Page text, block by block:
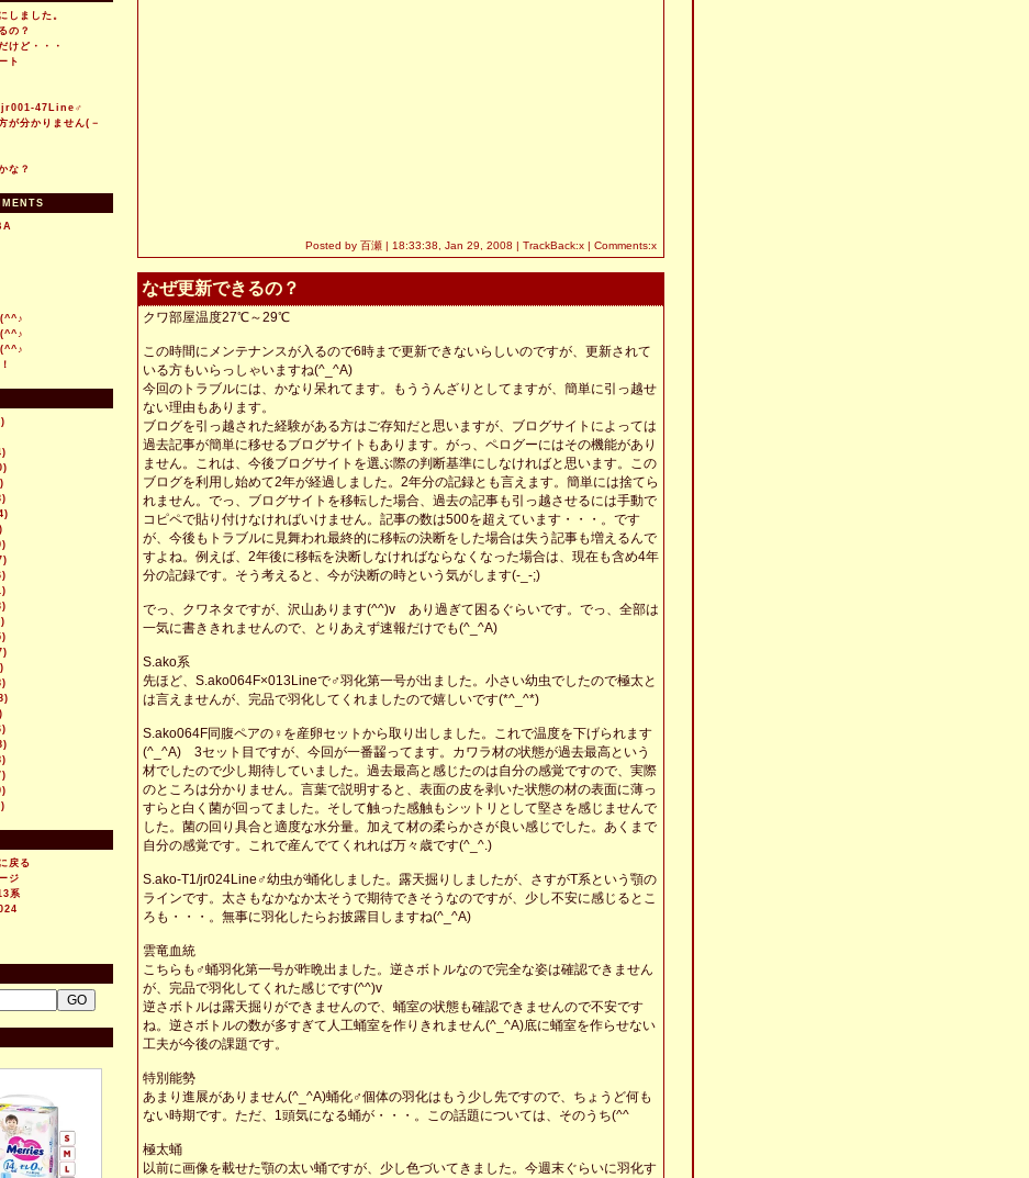
しました。
の？
けど・・・
ト
47Line♂
が分かりません(－
な？
戻る
ジ
系
Posted by 百瀬 | 18:33:38, Jan 29, 2008 | TrackBack:x | Comments:x
なぜ更新できるの？
クワ部屋温度27℃～29℃
この時間にメンテナンスが入るので6時まで更新できないらしいのですが、更新されて
いる方もいらっしゃいますね(^_^A)
今回のトラブルには、かなり呆れてます。もううんざりとしてますが、簡単に引っ越せ
ない理由もあります。
ブログを引っ越された経験がある方はご存知だと思いますが、ブログサイトによっては
過去記事が簡単に移せるブログサイトもあります。がっ、ペログーにはその機能があり
ません。これは、今後ブログサイトを選ぶ際の判断基準にしなければと思います。この
ブログを利用し始めて2年が経過しました。2年分の記録とも言えます。簡単には捨てら
れません。でっ、ブログサイトを移転した場合、過去の記事も引っ越させるには手動で
コピペで貼り付けなければいけません。記事の数は500を超えています・・・。です
が、今後もトラブルに見舞われ最終的に移転の決断をした場合は失う記事も増えるんで
すよね。例えば、2年後に移転を決断しなければならなくなった場合は、現在も含め4年
分の記録です。そう考えると、今が決断の時という気がします(-_-;)
でっ、クワネタですが、沢山あります(^^)v あり過ぎて困るぐらいです。でっ、全部は
一気に書ききれませんので、とりあえず速報だけでも(^_^A)
S.ako系
先ほど、S.ako064F×013Lineで♂羽化第一号が出ました。小さい幼虫でしたので極太と
は言えませんが、完品で羽化してくれましたので嬉しいです(*^_^*)
S.ako064F同腹ペアの♀を産卵セットから取り出しました。これで温度を下げられます
(^_^A) 3セット目ですが、今回が一番齧ってます。カワラ材の状態が過去最高という
材でしたので少し期待していました。過去最高と感じたのは自分の感覚ですので、実際
のところは分かりません。言葉で説明すると、表面の皮を剥いた状態の材の表面に薄っ
すらと白く菌が回ってました。そして触った感触もシットリとして堅さを感じませんで
した。菌の回り具合と適度な水分量。加えて材の柔らかさが良い感じでした。あくまで
自分の感覚です。これで産んでてくれれば万々歳です(^_^.)
S.ako-T1/jr024Line♂幼虫が蛹化しました。露天掘りしましたが、さすがT系という顎の
ラインです。太さもなかなか太そうで期待できそうなのですが、少し不安に感じるとこ
ろも・・・。無事に羽化したらお披露目しますね(^_^A)
雲竜血統
こちらも♂蛹羽化第一号が昨晩出ました。逆さボトルなので完全な姿は確認できません
が、完品で羽化してくれた感じです(^^)v
逆さボトルは露天掘りができませんので、蛹室の状態も確認できませんので不安です
ね。逆さボトルの数が多すぎて人工蛹室を作りきれません(^_^A)底に蛹室を作らせない
工夫が今後の課題です。
特別能勢
あまり進展がありません(^_^A)蛹化♂個体の羽化はもう少し先ですので、ちょうど何も
ない時期です。ただ、1頭気になる蛹が・・・。この話題については、そのうち(^^ゞ
極太蛹
以前に画像を載せた顎の太い蛹ですが、少し色づいてきました。今週末ぐらいに羽化す